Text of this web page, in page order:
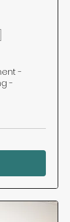
-
-